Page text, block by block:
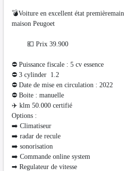
💣Voiture en excellent état premièremain
maison Peugoet
💶 Prix 39.900
⛔ Puissance fiscale : 5 cv essence
⛔️ 3 cylinder 1.2
⛔ Date de mise en circulation : 2022
⛔ Boite : manuelle
✈️ klm 50.000 certifié
Options :
➡️ Climatiseur
➡️ radar de recule
➡️ sonorisation
➡️ Commande online system
➡ Regulateur de vitesse